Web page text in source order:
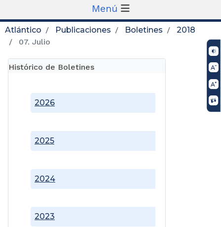
Menú
Atlántico Publicaciones Boletines
2018
07. Julio
Histórico de Boletines
2023
2024
2025
2026